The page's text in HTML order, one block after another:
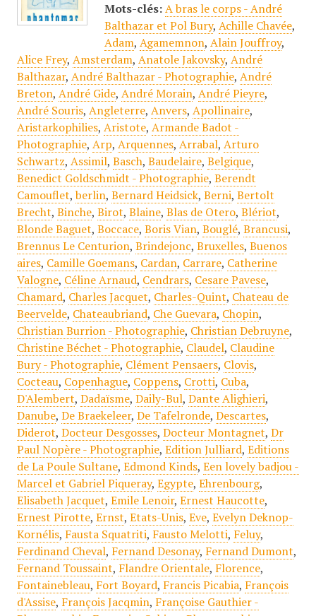
Mots-clés: A bras le corps - André
Balthazar et Pol Bury, Achille Chavée,
Adam, Agamemnon, Alain Jouffroy,
Alice Frey, Amsterdam, Anatole Jakovsky, André
Balthazar, André Balthazar - Photographie, André
Breton, André Gide, André Morain, André Pieyre,
André Souris, Angleterre, Anvers, Apollinaire,
Aristarkophilies, Aristote, Armande Badot -
Photographie, Arp, Arquennes, Arrabal, Arturo
Schwartz, Assimil, Basch, Baudelaire, Belgique,
Benedict Goldschmidt - Photographie, Berendt
Camouflet,berlin, Bernard Heidsick, Berni, Bertolt
Brecht, Binche, Birot, Blaine, Blas de Otero, Blériot,
Blonde Baguet, Boccace, Boris Vian, Bouglé, Brancusi,
Brennus Le Centurion, Brindejonc, Bruxelles, Buenos
aires, Camille Goemans, Cardan, Carrare, Catherine
Valogne, Céline Arnaud, Cendrars, Cesare Pavese,
Chamard, Charles Jacquet, Charles-Quint, Chateau de
Beervelde, Chateaubriand, Che Guevara, Chopin,
Christian Burrion - Photographie, Christian Debruyne,
Christine Béchet - Photographie, Claudel, Claudine
Bury - Photographie, Clément Pensaers, Clovis,
Cocteau, Copenhague, Coppens, Crotti, Cuba,
D'Alembert, Dadaïsme, Daily-Bul, Dante Alighieri,
Danube, De Braekeleer, De Tafelronde, Descartes,
Diderot, Docteur Desgosses, Docteur Montagnet, Dr
Paul Nopère - Photographie, Edition Julliard, Editions
de La Poule Sultane, Edmond Kinds, Een lovely badjou -
Marcel et Gabriel Piqueray, Egypte, Ehrenbourg,
Elisabeth Jacquet, Emile Lenoir, Ernest Haucotte,
Ernest Pirotte, Ernst, Etats-Unis, Eve, Evelyn Deknop-
Kornélis, Fausta Squatriti, Fausto Melotti, Feluy,
Ferdinand Cheval, Fernand Desonay, Fernand Dumont,
Fernand Toussaint, Flandre Orientale, Florence,
Fontainebleau, Fort Boyard, Francis Picabia, François
d'Assise, François Jacqmin, Françoise Gauthier -